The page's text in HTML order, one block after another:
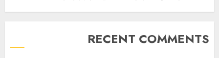
RECENT COMMENTS